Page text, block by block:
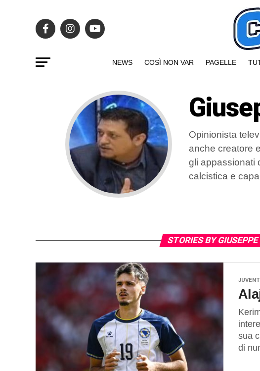
NEWS COSÌ NON VAR PAGELLE
Opinionista
anche creatore
gli appassionati
calcistica e
STORIES BY
sua
di